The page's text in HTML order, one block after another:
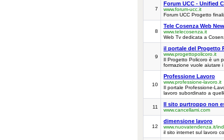
7
Forum UCC - Unified
www.forum-ucc.it
Forum UCC Progetto
8
Tele Cosenza Web
www.telecosenza.it
Web Tv dedicata a
9
il portale del Progetto
www.progettopolicoro.it
Il Progetto Policoro è un
formazione vuole aiutare
10
Professione Lavoro
www.professione-lavoro.it
Il portale Professione-
lavoro subordinato a
11 Il sito purtroppo non
www.cancellami.com
12
dimensione lavoro
www.nuovatendenza.it/
il sito internet sul lavoro